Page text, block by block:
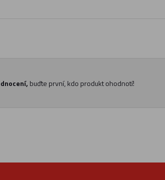
buďte první, kdo produkt ohodnotí!